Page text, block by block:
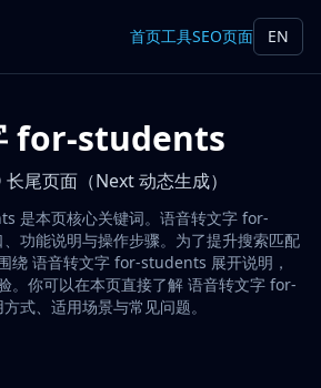
首页工具SEO页面 EN
for-students
尾页面（Next 动态生成）
是本页核心关键词。语音转文字 for-
功能说明与操作步骤。为了提升搜索匹配
绕 语音转文字 for-students 展开说明，
。你可以在本页直接了解 语音转文字 for-
式、适用场景与常见问题。